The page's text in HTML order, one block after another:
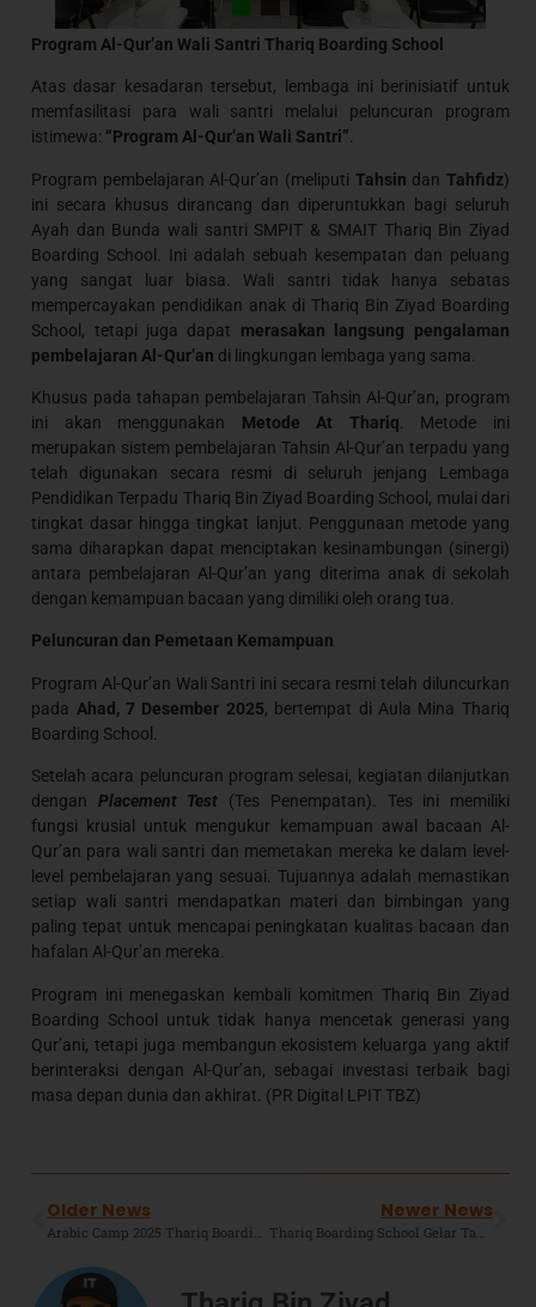
Program Al-Qur’an Wali Santri Thariq Boarding School
Atas dasar kesadaran tersebut, lembaga ini berinisiatif untuk
memfasilitasi para wali santri melalui peluncuran program
istimewa: “Program Al-Qur’an Wali Santri”.
Program pembelajaran Al-Qur’an (meliputi Tahsin dan Tahfidz)
ini secara khusus dirancang dan diperuntukkan bagi seluruh
Ayah dan Bunda wali santri SMPIT & SMAIT Thariq Bin Ziyad
Boarding School. Ini adalah sebuah kesempatan dan peluang
yang sangat luar biasa. Wali santri tidak hanya sebatas
mempercayakan pendidikan anak di Thariq Bin Ziyad Boarding
School, tetapi juga dapat merasakan langsung pengalaman
pembelajaran Al-Qur’an di lingkungan lembaga yang sama.
Khusus pada tahapan pembelajaran Tahsin Al-Qur’an, program
ini akan menggunakan Metode At Thariq . Metode ini
merupakan sistem pembelajaran Tahsin Al-Qur’an terpadu yang
telah digunakan secara resmi di seluruh jenjang Lembaga
Pendidikan Terpadu Thariq Bin Ziyad Boarding School, mulai dari
tingkat dasar hingga tingkat lanjut. Penggunaan metode yang
sama diharapkan dapat menciptakan kesinambungan (sinergi)
antara pembelajaran Al-Qur’an yang diterima anak di sekolah
dengan kemampuan bacaan yang dimiliki oleh orang tua.
Peluncuran dan Pemetaan Kemampuan
Program Al-Qur’an Wali Santri ini secara resmi telah diluncurkan
pada Ahad, 7 Desember 2025, bertempat di Aula Mina Thariq
Boarding School.
Setelah acara peluncuran program selesai, kegiatan dilanjutkan
dengan Placement Test (Tes Penempatan). Tes ini memiliki
fungsi krusial untuk mengukur kemampuan awal bacaan Al-
Qur’an para wali santri dan memetakan mereka ke dalam level-
level pembelajaran yang sesuai. Tujuannya adalah memastikan
setiap wali santri mendapatkan materi dan bimbingan yang
paling tepat untuk mencapai peningkatan kualitas bacaan dan
hafalan Al-Qur’an mereka.
Program ini menegaskan kembali komitmen Thariq Bin Ziyad
Boarding School untuk tidak hanya mencetak generasi yang
Qur’ani, tetapi juga membangun ekosistem keluarga yang aktif
berinteraksi dengan Al-Qur’an, sebagai investasi terbaik bagi
masa depan dunia dan akhirat. (PR Digital LPIT TBZ)
Older News Newer News